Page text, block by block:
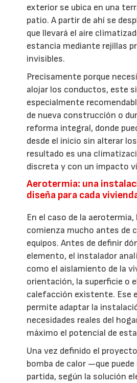
exterior se ubica en una
patio. A partir de ahí se
que llevará el aire
estancia mediante rejillas
invisibles.
Precisamente porque
alojar los conductos, este
especialmente
de nueva construcción o
reforma integral, donde
desde el inicio sin alterar
resultado es una
discreta y con un impacto
Aerotermia: una
diseña para cada
En el caso de la
comienza mucho antes de
equipos. Antes de definir
elemento, el instalador
como el aislamiento de la
orientación, la superficie o
calefacción existente. Ese
permite adaptar la
necesidades reales del
máximo el potencial de
Una vez definido el
bomba de calor —que
partida, según la solución